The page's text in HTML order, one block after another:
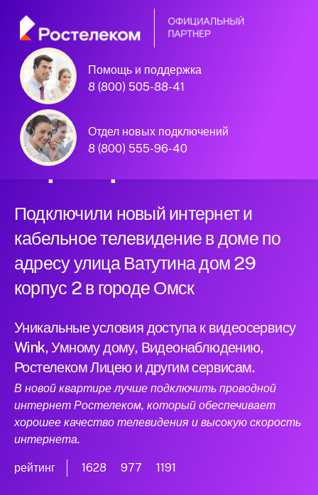
Помощь и поддержка
8 (800) 505-88-41
Отдел новых подключений
8 (800) 555-96-40
Омск, улица Ватутина дом 29
корпус 2
Официальный
партнер Ростелеком
Подключили новый интернет и
кабельное телевидение в доме по
адресу улица Ватутина дом 29
корпус 2 в городе Омск
Уникальные условия доступа к видеосервису
Wink, Умному дому, Видеонаблюдению,
Ростелеком Лицею и другим сервисам.
В новой квартире лучше подключить проводной
интернет Ростелеком, который обеспечивает
хорошее качество телевидения и высокую скорость
интернета.
рейтинг 1628 977 1191